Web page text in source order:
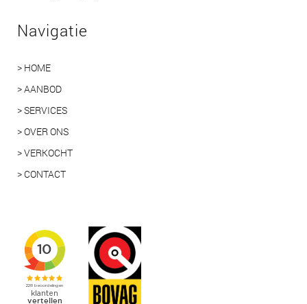
Navigatie
> HOME
> AANBOD
> SERVICES
> OVER ONS
> VERKOCHT
> CONTACT